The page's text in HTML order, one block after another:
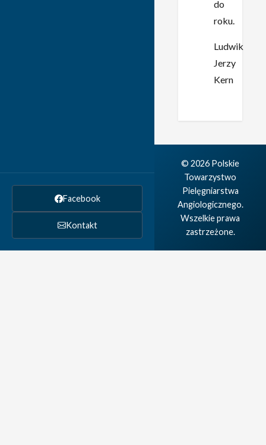
Facebook
Kontakt
do
roku.
Ludwik
Jerzy
Kern
© 2026 Polskie
Towarzystwo
Pielęgniarstwa
Angiologicznego.
Wszelkie prawa
zastrzeżone.